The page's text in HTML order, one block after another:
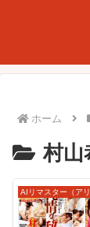
ホーム
村山